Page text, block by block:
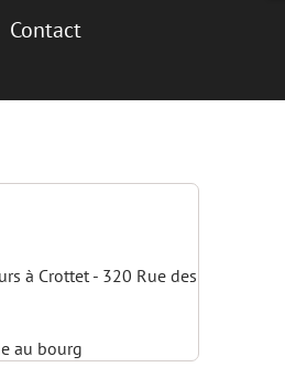
Contact
à Crottet - 320 Rue des
au bourg